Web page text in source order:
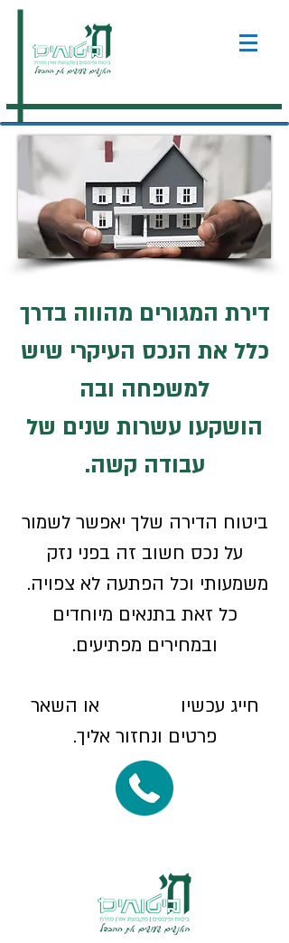
דירת המגורים מהווה בדרך
כלל את הנכס העיקרי שיש
למשפחה ובה
הושקעו עשרות שנים של
עבודה קשה.
ביטוח הדירה שלך יאפשר לשמור
על נכס חשוב זה בפני נזק
משמעותי וכל הפתעה לא צפויה.
כל זאת בתנאים מיוחדים
ובמחירים מפתיעים.
חייג עכשיו או השאר
פרטים ונחזור אליך.